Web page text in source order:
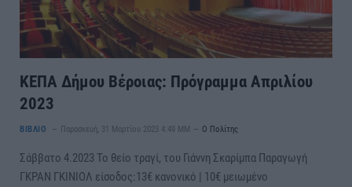
ΚΕΠΑ Δήμου Βέροιας: Πρόγραμμα Απριλίου
2023
ΒΙΒΛΙΟ Παρασκευή, 31 Μαρτίου 2023 4:49 ΜΜ Ο Πολίτης
Σάββατο 4.2023 Το θείο τραγί, του Γιάννη Σκαρίμπα Παραγωγή
ΓΚΡΑΝ ΓΚΙΝΙΟΛ είσοδος:13€ κανονικό | 10€ μειωμένο